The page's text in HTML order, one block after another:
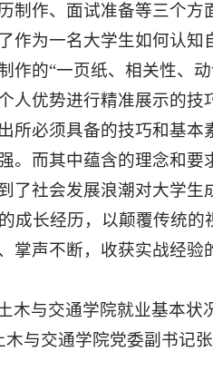
制作、面试准备等三个方
为一名大学生如何认知
作的“一页纸、相关性、动
人优势进行精准展示的技
必须具备的技巧和基本
。而其中蕴含的理念和要
了社会发展浪潮对大学生
成长经历，以颠覆传统的
掌声不断，收获实战经验
木与交通学院就业基本状
木与交通学院党委副书记